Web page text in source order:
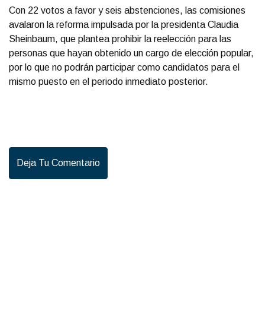
Con 22 votos a favor y seis abstenciones, las comisiones
avalaron la reforma impulsada por la presidenta Claudia
Sheinbaum, que plantea prohibir la reelección para las
personas que hayan obtenido un cargo de elección popular,
por lo que no podrán participar como candidatos para el
mismo puesto en el periodo inmediato posterior.
Deja Tu Comentario